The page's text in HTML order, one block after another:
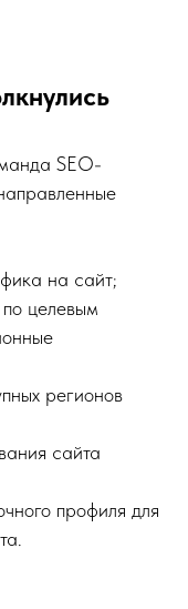
SEO-
на сайт;
целевым
регионов
сайта
профиля для